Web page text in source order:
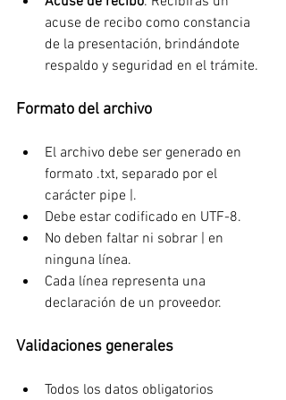
acuse de recibo como constancia
de la presentación, brindándote
respaldo y seguridad en el trámite.
Formato del archivo
El archivo debe ser generado en
formato .txt, separado por el
carácter pipe |.
Debe estar codificado en UTF-8.
No deben faltar ni sobrar | en
ninguna línea.
Cada línea representa una
declaración de un proveedor.
Validaciones generales
Todos los datos obligatorios